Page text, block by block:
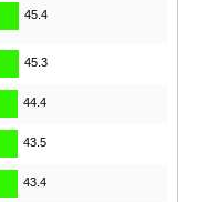
45.4
45.3
44.4
43.5
43.4